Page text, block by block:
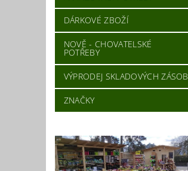
DÁRKOVÉ ZBOŽÍ
NOVĚ - CHOVATELSKÉ
POTŘEBY
VÝPRODEJ SKLADOVÝCH ZÁSOB
ZNAČKY